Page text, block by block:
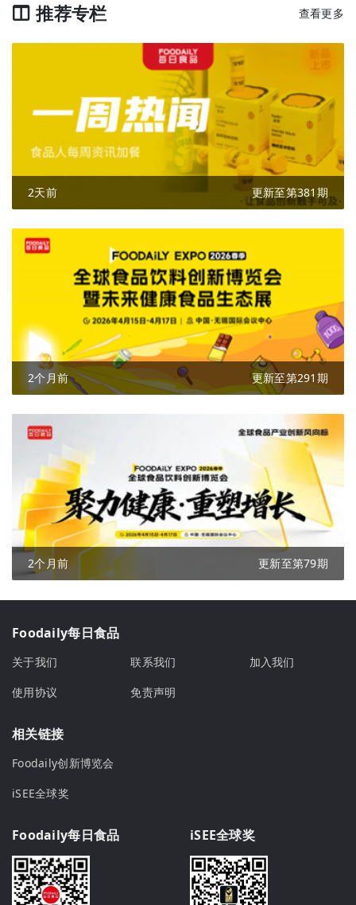
推荐专栏 查看更多
2天前 更新至第381期
2个月前 更新至第291期
2个月前 更新至第79期
Foodaily每日食品
关于我们 联系我们
加入我们
使用协议
免责声明
相关链接
Foodaily创新博览会
iSEE全球奖
Foodaily每日食品 iSEE全球奖